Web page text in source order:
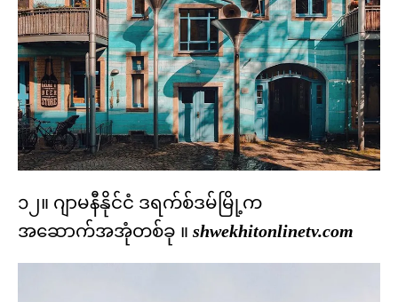
၁၂။ ဂျာမနီနိုင်ငံ ဒရက်စ်ဒမ်မြို့က
အဆောက်အအုံတစ်ခု ။ shwekhitonlinetv.com